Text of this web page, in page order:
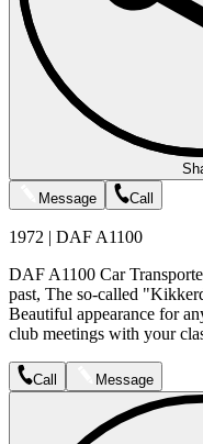
Message
Call
1972 | DAF A1100
DAF A1100 Car
past, The so-called
Beautiful appearance for
club meetings with your
Call Message